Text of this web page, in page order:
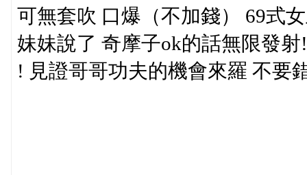
可無套吹 口爆（不加錢） 69式
妹妹說了 奇摩子ok的話無限發
! 見證哥哥功夫的機會來羅 不要